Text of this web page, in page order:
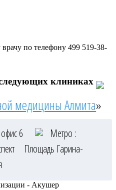
по телефону 499 519-38-
клиниках
медицины Алмита»
6
Метро :
Площадь Гарина-
- Акушер